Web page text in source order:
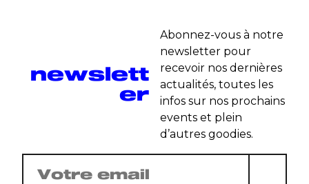
newslett
er
Abonnez-vous à notre
newsletter pour
recevoir nos dernières
actualités, toutes les
infos sur nos prochains
events et plein
d’autres goodies.
mail